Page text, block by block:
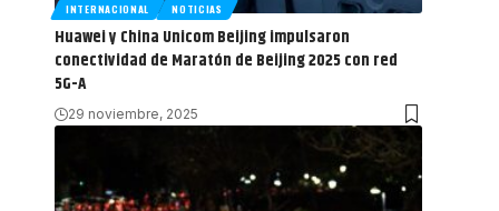
INTERNACIONAL NOTICIAS
Huawei y China Unicom Beijing impulsaron
conectividad de Maratón de Beijing 2025 con red
5G-A
29 noviembre, 2025